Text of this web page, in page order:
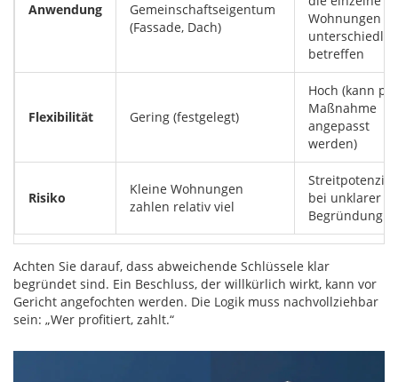
Anwendung
Gemeinschaftseigentum
(Fassade, Dach)
Wohnungen
betreffen
Flexibilität Gering (festgelegt)
Hoch (kann pro
Maßnahme
angepasst
werden)
Risiko
Kleine Wohnungen
zahlen relativ viel
Streitpotenzial
bei unklarer
Begründung
Achten Sie darauf, dass abweichende Schlüssele klar
begründet sind. Ein Beschluss, der willkürlich wirkt, kann vor
Gericht angefochten werden. Die Logik muss nachvollziehbar
sein: „Wer profitiert, zahlt.“